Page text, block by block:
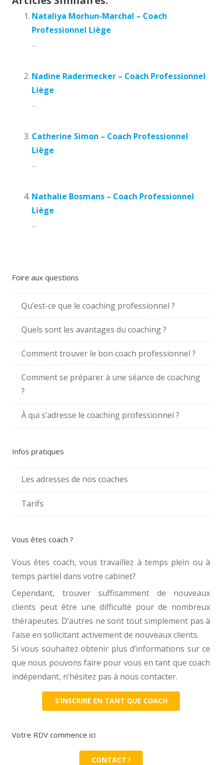
Nataliya Morhun-Marchal – Coach
Professionnel Liège
...
Nadine Radermecker – Coach Professionnel
Liège
...
Catherine Simon – Coach Professionnel
Liège
...
Nathalie Bosmans – Coach Professionnel
Liège
...
Foire aux questions
Qu’est-ce que le coaching professionnel ?
Quels sont les avantages du coaching ?
Comment trouver le bon coach professionnel ?
Comment se préparer à une séance de coaching
?
À qui s’adresse le coaching professionnel ?
Infos pratiques
Les adresses de nos coaches
Tarifs
Vous êtes coach ?
Vous êtes coach, vous travaillez à temps plein ou à
temps partiel dans votre cabinet?
Cependant, trouver suffisamment de nouveaux
clients peut être une difficulté pour de nombreux
thérapeutes. D’autres ne sont tout simplement pas à
l’aise en sollicitant activement de nouveaux clients.
Si vous souhaitez obtenir plus d’informations sur ce
que nous pouvons faire pour vous en tant que coach
indépendant, n’hésitez pas à nous contacter.
S’INSCRIRE EN TANT QUE COACH
Votre RDV commence ici
CONTACT !